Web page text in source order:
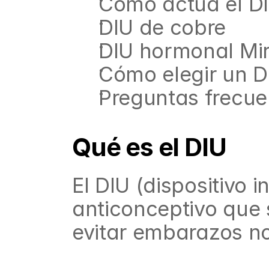
DIU de cobre
DIU hormonal
Cómo elegir un
Preguntas
Qué es el DIU
El DIU (dispositivo
anticonceptivo que
evitar embarazos